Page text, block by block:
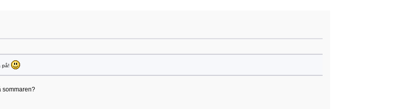
på!
sommaren?